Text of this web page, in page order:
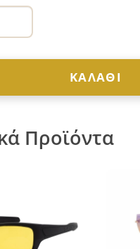
ΚΑΛΆΘΙ
Προϊόντα